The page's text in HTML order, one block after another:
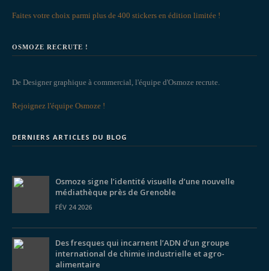
Faites votre choix parmi plus de 400 stickers en édition limitée !
OSMOZE RECRUTE !
De Designer graphique à commercial, l'équipe d'Osmoze recrute.
Rejoignez l'équipe Osmoze !
DERNIERS ARTICLES DU BLOG
Osmoze signe l’identité visuelle d’une nouvelle
médiathèque près de Grenoble
FÉV 24 2026
Des fresques qui incarnent l’ADN d’un groupe
international de chimie industrielle et agro-
alimentaire